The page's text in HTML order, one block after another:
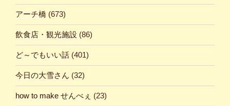
アーチ橋 (673)
飲食店・観光施設 (86)
ど～でもいい話 (401)
今日の大雪さん (32)
how to make せんべぇ (23)